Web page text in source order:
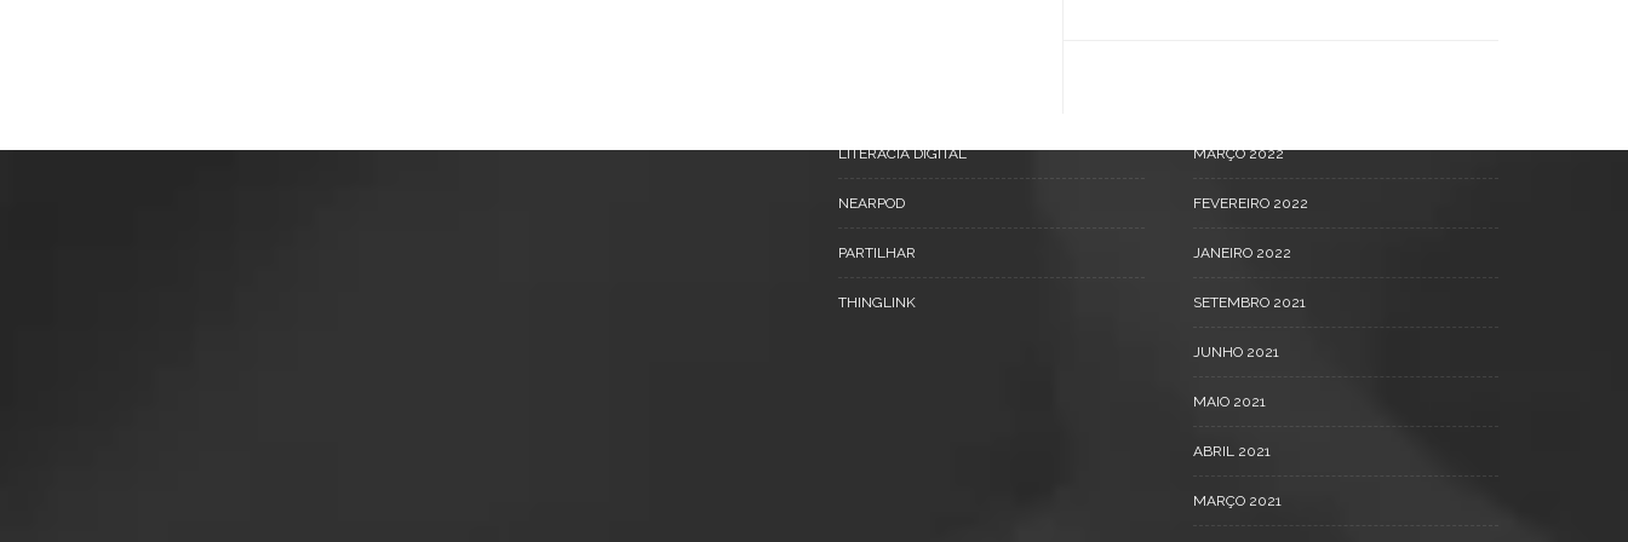
LITERACIA DIGITAL
NEARPOD
PARTILHAR
THINGLINK
MARÇO 2022
FEVEREIRO 2022
JANEIRO 2022
SETEMBRO 2021
JUNHO 2021
MAIO 2021
ABRIL 2021
MARÇO 2021